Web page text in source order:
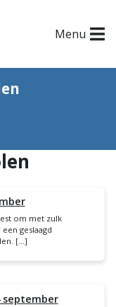
Menu
om met zulk
geslaagd
[…]
september